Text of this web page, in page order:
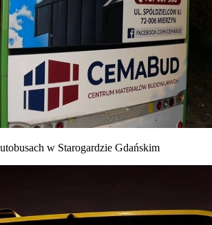
w Starogardzie Gdańskim